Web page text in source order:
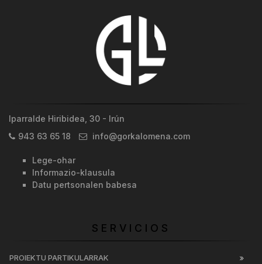
Iparralde Hiribidea, 30 - Irún
943 63 65 18
info@gorkalomena.com
Lege-ohar
Informazio-klausula
Datu pertsonalen babesa
SERVICIOS
PROIEKTU PARTIKULARRAK